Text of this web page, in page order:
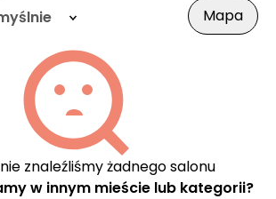
Mapa
znaleźliśmy żadnego salonu
w innym mieście lub kategorii?